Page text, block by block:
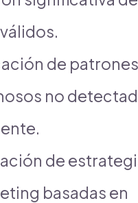
de patrones
no
de
basadas en